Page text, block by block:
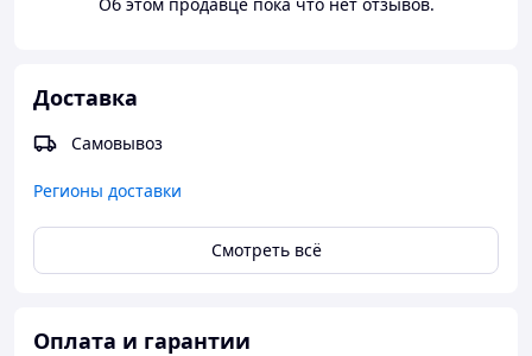
Доставка
Самовывоз
Регионы доставки
Смотреть всё
Оплата и гарантии